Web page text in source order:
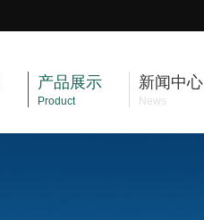
产品展示
Product
新闻中心
News